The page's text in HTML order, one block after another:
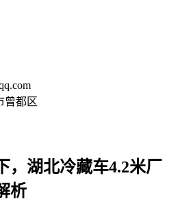
曾都区
，湖北冷藏车4.2米厂
析